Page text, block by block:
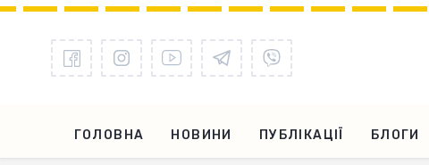
ГОЛОВНА НОВИНИ ПУБЛІКАЦІЇ БЛОГИ